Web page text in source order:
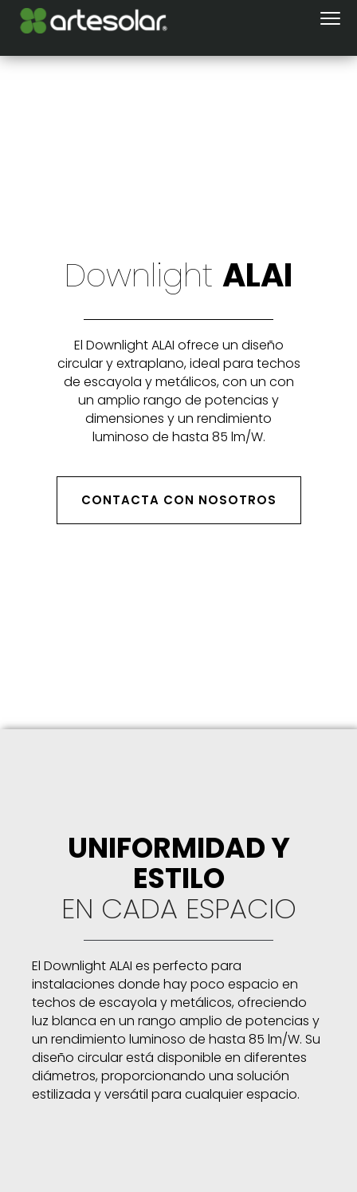
Downlight ALAI
El Downlight ALAI ofrece un diseño
circular y extraplano, ideal para techos
de escayola y metálicos, con un con
un amplio rango de potencias y
dimensiones y un rendimiento
luminoso de hasta 85 lm/W.
CONTACTA CON NOSOTROS
UNIFORMIDAD Y
ESTILO
EN CADA ESPACIO
El Downlight ALAI es perfecto para
instalaciones donde hay poco espacio en
techos de escayola y metálicos, ofreciendo
luz blanca en un rango amplio de potencias y
un rendimiento luminoso de hasta 85 lm/W. Su
diseño circular está disponible en diferentes
diámetros, proporcionando una solución
estilizada y versátil para cualquier espacio.